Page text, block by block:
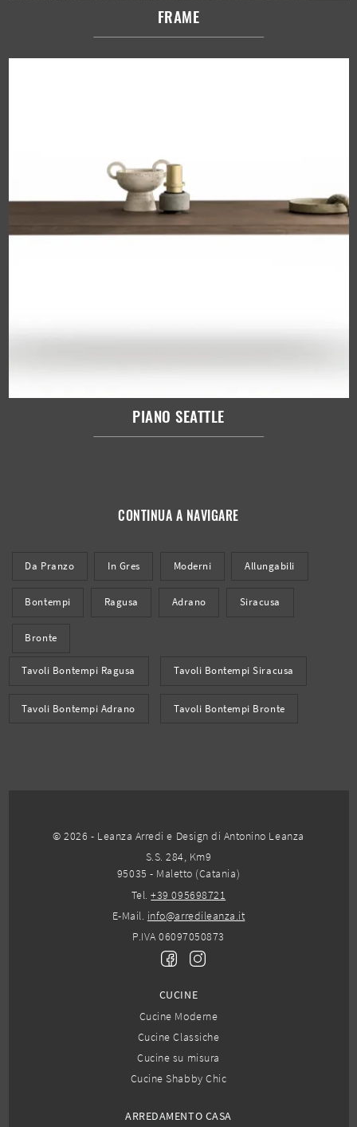
FRAME
PIANO SEATTLE
CONTINUA A NAVIGARE
Da Pranzo In Gres Moderni Allungabili
Bontempi Ragusa Adrano Siracusa
Bronte
Tavoli Bontempi Ragusa Tavoli Bontempi Siracusa
Tavoli Bontempi Adrano Tavoli Bontempi Bronte
© 2026 - Leanza Arredi e Design di Antonino Leanza
S.S. 284, Km9
95035 - Maletto (Catania)
Tel.+39 095698721
E-Mail. info@arredileanza.it
P.IVA 06097050873
CUCINE
Cucine Moderne
Cucine Classiche
Cucine su misura
Cucine Shabby Chic
ARREDAMENTO CASA